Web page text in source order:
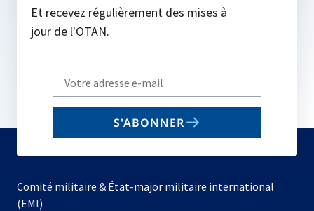
Et recevez régulièrement des mises à
jour de l'OTAN.
Write
your
email
S'ABONNER
Comité militaire & État-major militaire international
(EMI)